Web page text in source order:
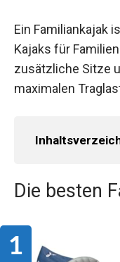
Ein Familiankajak
Kajaks für
zusätzliche Sitze
maximalen
Die besten